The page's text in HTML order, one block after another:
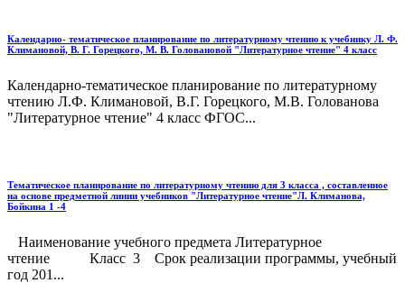
Календарно- тематическое планирование по литературному чтению к учебнику Л. Ф.
Климановой, В. Г. Горецкого, М. В. Головановой "Литературное чтение" 4 класс
Календарно-тематическое планирование по литературному
чтению Л.Ф. Климановой, В.Г. Горецкого, М.В. Голованова
"Литературное чтение" 4 класс ФГОС...
Тематическое планирование по литературному чтению для 3 класса , составленное
на основе предметной линии учебников "Литературное чтение"Л. Климанова,
Бойкина 1 -4
Наименование учебного предмета Литературное
чтение Класс 3 Срок реализации программы, учебный
год 201...